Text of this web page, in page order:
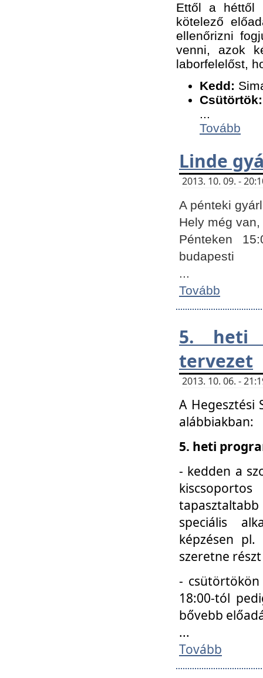
Ettől a héttől
kötelező
ellenőrizni
venni, azok
laborfelelőst,
Kedd:
Csütörtök:
...
Tovább
Linde
2013. 10. 09. -
A pénteki
Hely még
Pénteken
budapesti
...
Tovább
5. heti
tervezet
2013. 10. 06. -
A Hegesztési
alábbiakban:
5. heti
- kedden a
speciális
képzésen
szeretne
- csütörtökön
18:00-tól
bővebb
...
Tovább